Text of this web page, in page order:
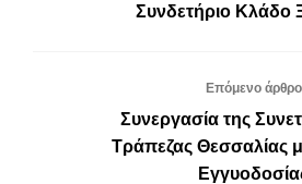
Συνδετήριο Κλάδο
Επόμενο άρθρο
Συνεργασία της
Τράπεζας Θεσσαλίας